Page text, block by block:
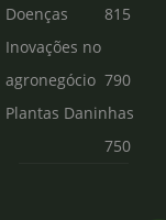
Doenças
815
Inovações no
agronegócio 790
Plantas Daninhas
750